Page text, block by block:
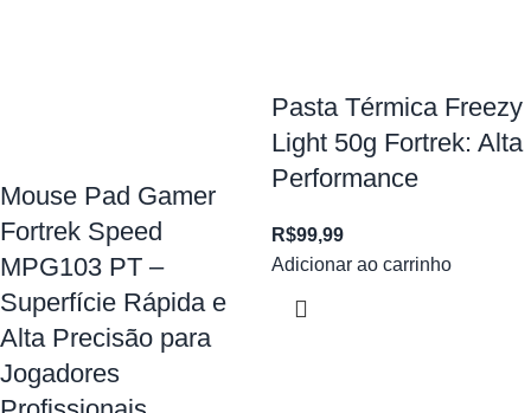
Mouse Pad Gamer
Fortrek Speed
MPG103 PT –
Superfície Rápida e
Alta Precisão para
Jogadores
Pasta Térmica Freezy
Light 50g Fortrek: Alta
Performance
R$99,99
Adicionar ao carrinho